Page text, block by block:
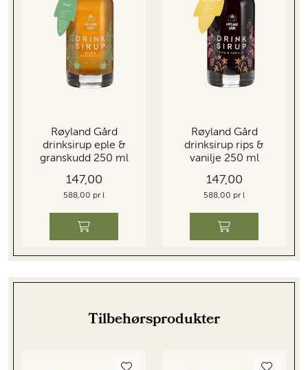
Røyland Gård
drinksirup eple &
granskudd 250 ml
147,00
588,00 pr l
Røyland Gård
drinksirup rips &
vanilje 250 ml
147,00
588,00 pr l
Tilbehørsprodukter